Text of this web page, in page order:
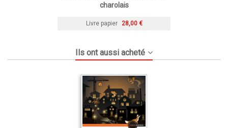
charolais
Livre papier 28,00 €
Ils ont aussi acheté